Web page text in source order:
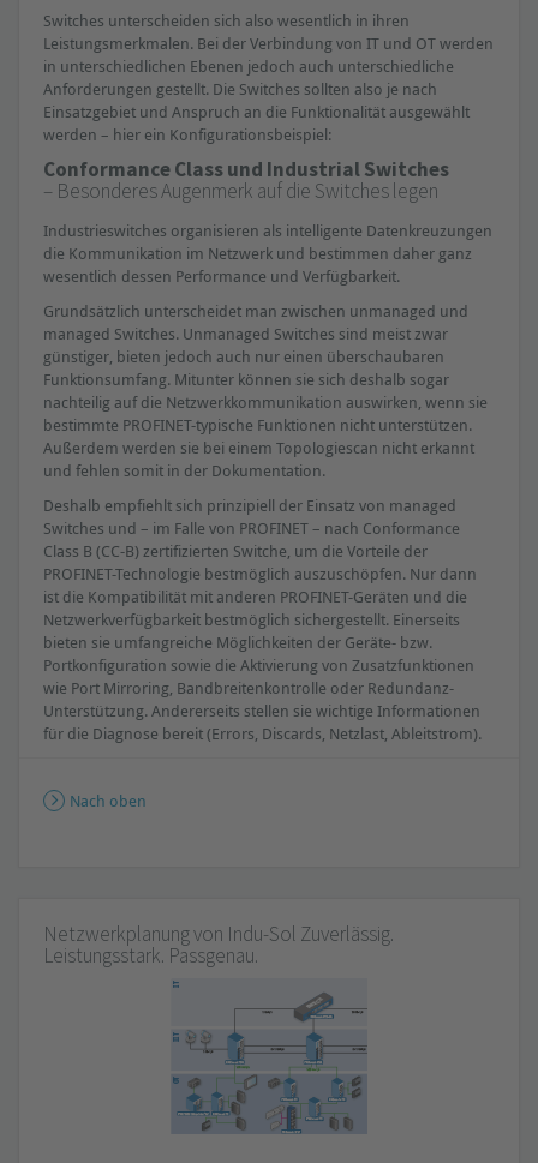
Switches unterscheiden sich also wesentlich in ihren
Leistungsmerkmalen. Bei der Verbindung von IT und OT werden
in unterschiedlichen Ebenen jedoch auch unterschiedliche
Anforderungen gestellt. Die Switches sollten also je nach
Einsatzgebiet und Anspruch an die Funktionalität ausgewählt
werden – hier ein Konfigurationsbeispiel:
Conformance Class und Industrial Switches
– Besonderes Augenmerk auf die Switches legen
Industrieswitches organisieren als intelligente Datenkreuzungen
die Kommunikation im Netzwerk und bestimmen daher ganz
wesentlich dessen Performance und Verfügbarkeit.
Grundsätzlich unterscheidet man zwischen unmanaged und
managed Switches. Unmanaged Switches sind meist zwar
günstiger, bieten jedoch auch nur einen überschaubaren
Funktionsumfang. Mitunter können sie sich deshalb sogar
nachteilig auf die Netzwerkkommunikation auswirken, wenn sie
bestimmte PROFINET-typische Funktionen nicht unterstützen.
Außerdem werden sie bei einem Topologiescan nicht erkannt
und fehlen somit in der Dokumentation.
Deshalb empfiehlt sich prinzipiell der Einsatz von managed
Switches und – im Falle von PROFINET – nach Conformance
Class B (CC-B) zertifizierten Switche, um die Vorteile der
PROFINET-Technologie bestmöglich auszuschöpfen. Nur dann
ist die Kompatibilität mit anderen PROFINET-Geräten und die
Netzwerkverfügbarkeit bestmöglich sichergestellt. Einerseits
bieten sie umfangreiche Möglichkeiten der Geräte- bzw.
Portkonfiguration sowie die Aktivierung von Zusatzfunktionen
wie Port Mirroring, Bandbreitenkontrolle oder Redundanz-
Unterstützung. Andererseits stellen sie wichtige Informationen
für die Diagnose bereit (Errors, Discards, Netzlast, Ableitstrom).
Nach oben
Netzwerkplanung von Indu-Sol Zuverlässig.
Leistungsstark. Passgenau.